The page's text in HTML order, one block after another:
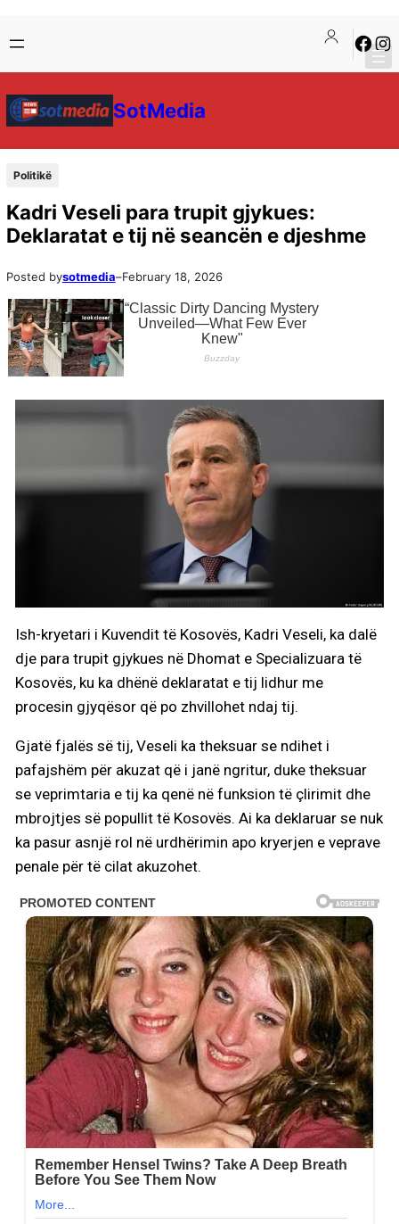
SotMedia
Politikë
Kadri Veseli para trupit gjykues:
Deklaratat e tij në seancën e djeshme
Posted bysotmedia–February 18, 2026
Ish-kryetari i Kuvendit të Kosovës, Kadri Veseli, ka dalë
dje para trupit gjykues në Dhomat e Specializuara të
Kosovës, ku ka dhënë deklaratat e tij lidhur me
procesin gjyqësor që po zhvillohet ndaj tij.
Gjatë fjalës së tij, Veseli ka theksuar se ndihet i
pafajshëm për akuzat që i janë ngritur, duke theksuar
se veprimtaria e tij ka qenë në funksion të çlirimit dhe
mbrojtjes së popullit të Kosovës. Ai ka deklaruar se nuk
ka pasur asnjë rol në urdhërimin apo kryerjen e veprave
penale për të cilat akuzohet.